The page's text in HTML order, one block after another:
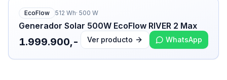
EcoFlow 512 Wh· 500 W
Generador Solar 500W EcoFlow RIVER 2 Max
1.999.900,- Ver producto WhatsApp